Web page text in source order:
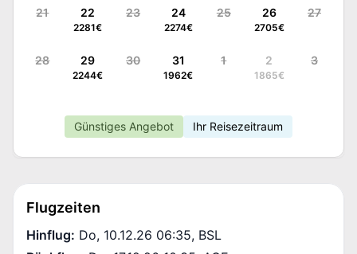
21 22
2281€
23 24
2274€
25 26
2705€
27
28 29
2244€
30 31
1962€
1 2
1865€
3
Günstiges Angebot Ihr Reisezeitraum
Flugzeiten
Hinflug: Do, 10.12.26 06:35, BSL